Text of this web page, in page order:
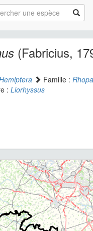
(Fabricius,
Famille :
: Liorhyssus